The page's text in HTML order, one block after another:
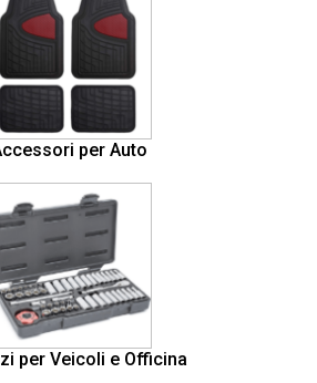
per Auto
per Veicoli e Officina